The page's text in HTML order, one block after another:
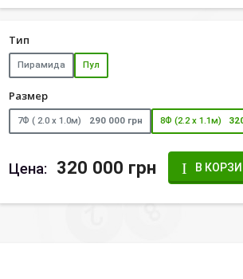
Тип
Пирамида Пул
Размер
7Ф ( 2.0 х 1.0м) 290 000 грн 8Ф (2.2 х 1.1м)
Цена: 320 000 грн В